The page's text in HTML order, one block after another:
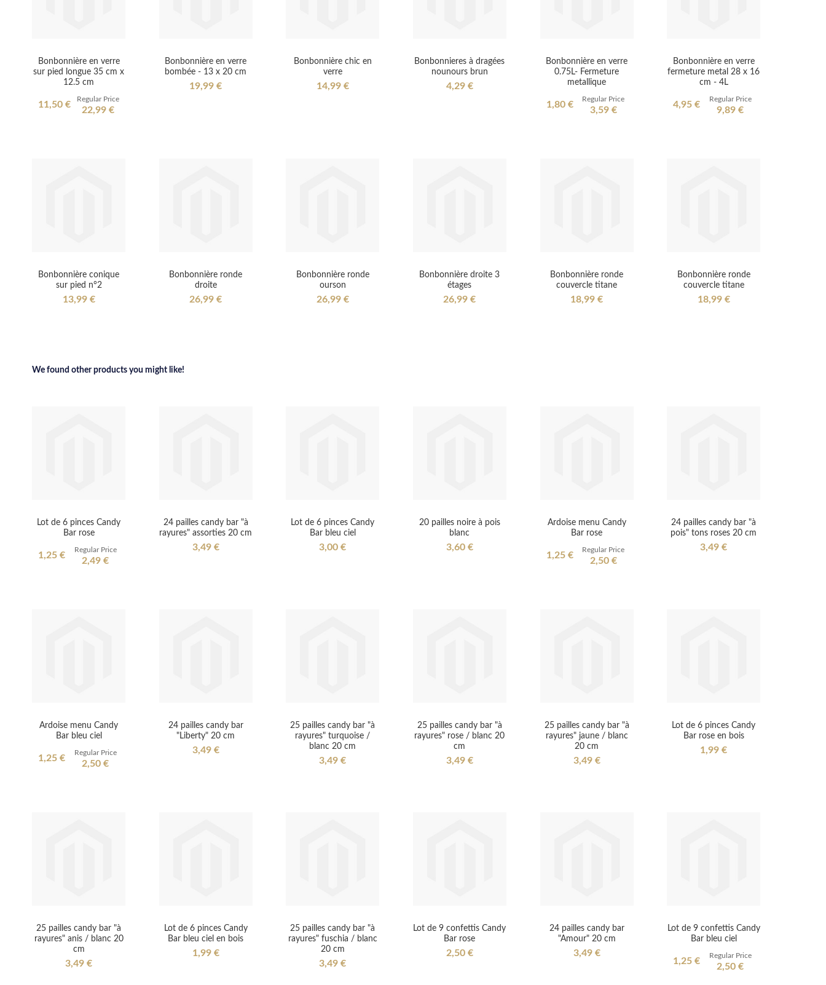
Bonbonnière en verre
sur pied longue 35 cm x
12.5 cm
Special
11,50 €
Regular Price
22,99 €
Bonbonnière en verre
bombée - 13 x 20 cm
19,99 €
Bonbonnière chic en
verre
14,99 €
Bonbonnieres à dragées
nounours brun
4,29 €
Bonbonnière en verre
0.75L- Fermeture
metallique
Special
1,80 €
Regular Price
3,59 €
Bonbonnière en verre
fermeture metal 28 x 16
cm - 4L
Special
4,95 €
Regular Price
9,89 €
Bonbonnière conique
sur pied n°2
13,99 €
Bonbonnière ronde
droite
26,99 €
Bonbonnière ronde
ourson
26,99 €
Bonbonnière droite 3
étages
26,99 €
Bonbonnière ronde
couvercle titane
18,99 €
Bonbonnière ronde
couvercle titane
18,99 €
We found other products you might like!
Lot de 6 pinces Candy
Bar rose
Special
1,25 €
Regular Price
2,49 €
24 pailles candy bar "à
rayures" assorties 20 cm
3,49 €
Lot de 6 pinces Candy
Bar bleu ciel
3,00 €
20 pailles noire à pois
blanc
3,60 €
Ardoise menu Candy
Bar rose
Special
1,25 €
Regular Price
2,50 €
24 pailles candy bar "à
pois" tons roses 20 cm
3,49 €
Ardoise menu Candy
Bar bleu ciel
Special
1,25 €
Regular Price
2,50 €
24 pailles candy bar
"Liberty" 20 cm
3,49 €
25 pailles candy bar "à
rayures" turquoise /
blanc 20 cm
3,49 €
25 pailles candy bar "à
rayures" rose / blanc 20
cm
3,49 €
25 pailles candy bar "à
rayures" jaune / blanc
20 cm
3,49 €
Lot de 6 pinces Candy
Bar rose en bois
1,99 €
25 pailles candy bar "à
rayures" anis / blanc 20
cm
3,49 €
Lot de 6 pinces Candy
Bar bleu ciel en bois
1,99 €
25 pailles candy bar "à
rayures" fuschia / blanc
20 cm
3,49 €
Lot de 9 confettis Candy
Bar rose
2,50 €
24 pailles candy bar
"Amour" 20 cm
3,49 €
Lot de 9 confettis Candy
Bar bleu ciel
Special
1,25 €
Regular Price
2,50 €